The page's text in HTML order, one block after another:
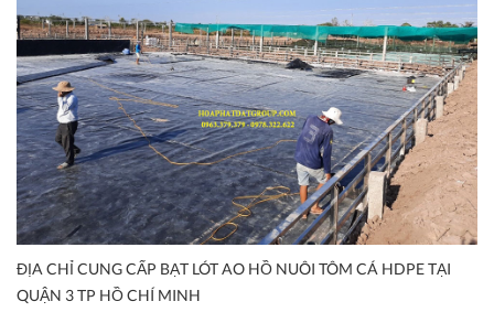
ĐỊA CHỈ CUNG CẤP BẠT LÓT AO HỒ NUÔI TÔM CÁ HDPE TẠI
QUẬN 3 TP HỒ CHÍ MINH